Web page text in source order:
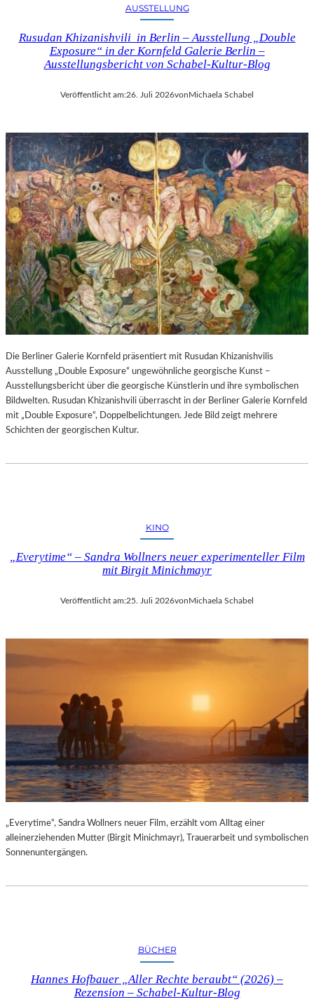
AUSSTELLUNG
Rusudan Khizanishvili in Berlin – Ausstellung „Double
Exposure“ in der Kornfeld Galerie Berlin –
Ausstellungsbericht von Schabel-Kultur-Blog
Veröffentlicht am:26. Juli 2026vonMichaela Schabel
Die Berliner Galerie Kornfeld präsentiert mit Rusudan Khizanishvilis
Ausstellung „Double Exposure“ ungewöhnliche georgische Kunst –
Ausstellungsbericht über die georgische Künstlerin und ihre symbolischen
Bildwelten. Rusudan Khizanishvili überrascht in der Berliner Galerie Kornfeld
mit „Double Exposure“, Doppelbelichtungen. Jede Bild zeigt mehrere
Schichten der georgischen Kultur.
KINO
„Everytime“ – Sandra Wollners neuer experimenteller Film
mit Birgit Minichmayr
Veröffentlicht am:25. Juli 2026vonMichaela Schabel
„Everytime“, Sandra Wollners neuer Film, erzählt vom Alltag einer
alleinerziehenden Mutter (Birgit Minichmayr), Trauerarbeit und symbolischen
Sonnenuntergängen.
BÜCHER
Hannes Hofbauer „Aller Rechte beraubt“ (2026) –
Rezension – Schabel-Kultur-Blog